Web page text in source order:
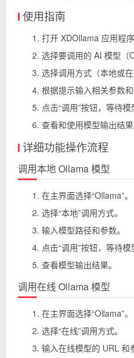
使用指南
打开 XDOllama 应用程序
选择要调用的 AI 模型（
选择调用方式（本地或在
根据提示输入相关参数和
点击“调用”按钮，等待模
查看和使用模型输出结果
详细功能操作流程
调用本地 Ollama 模型
在主界面选择“Ollama”。
选择“本地”调用方式。
输入模型路径和参数。
点击“调用”按钮，等待模
查看模型输出结果。
调用在线 Ollama 模型
在主界面选择“Ollama”。
选择“在线”调用方式。
输入在线模型的 URL 和